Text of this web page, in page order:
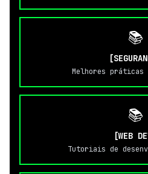
📚
Melhores práticas
📚
[WEB
Tutoriais de